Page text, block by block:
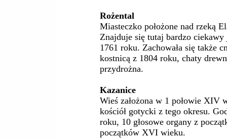
Rożental
Miasteczko położone nad rzeką
Znajduje się tutaj bardzo
1761 roku. Zachowała się także
kostnicą z 1804 roku, chaty
przydrożna.
Kazanice
Wieś założona w 1 połowie XIV
kościół gotycki z tego okresu.
roku, 10 głosowe organy z
początków XVI wieku.